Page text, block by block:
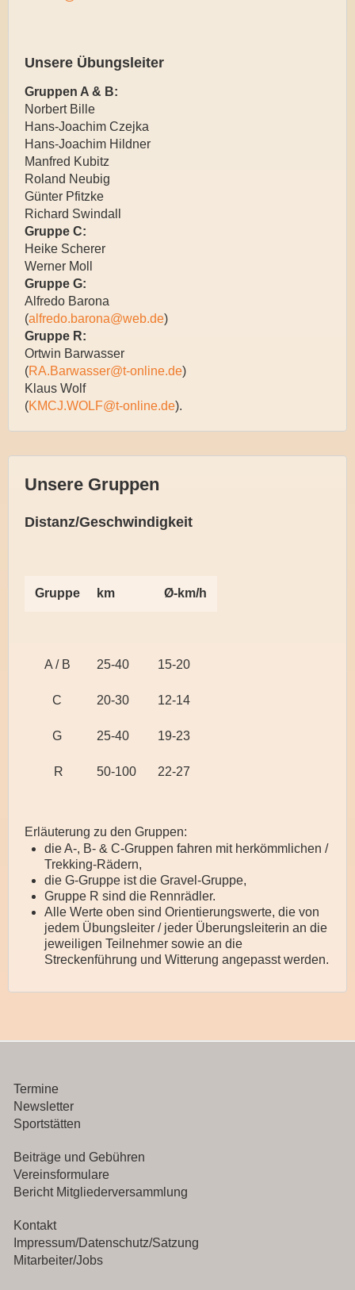
Unsere Übungsleiter
Gruppen A & B:
Norbert Bille
Hans-Joachim Czejka
Hans-Joachim Hildner
Manfred Kubitz
Roland Neubig
Günter Pfitzke
Richard Swindall
Gruppe C:
Heike Scherer
Werner Moll
Gruppe G:
Alfredo Barona
(alfredo.barona@web.de)
Gruppe R:
Ortwin Barwasser
(RA.Barwasser@t-online.de)
Klaus Wolf
(KMCJ.WOLF@t-online.de).
Unsere Gruppen
Distanz/Geschwindigkeit
Gruppe km Ø-km/h
A / B 25-40 15-20
C 20-30 12-14
G 25-40 19-23
R 50-100 22-27
Erläuterung zu den Gruppen:
die A-, B- & C-Gruppen fahren mit herkömmlichen /
Trekking-Rädern,
die G-Gruppe ist die Gravel-Gruppe,
Gruppe R sind die Rennrädler.
Alle Werte oben sind Orientierungswerte, die von
jedem Übungsleiter / jeder Überungsleiterin an die
jeweiligen Teilnehmer sowie an die
Streckenführung und Witterung angepasst werden.
Termine
Newsletter
Sportstätten
Beiträge und Gebühren
Vereinsformulare
Bericht Mitgliederversammlung
Kontakt
Impressum/Datenschutz/Satzung
Mitarbeiter/Jobs